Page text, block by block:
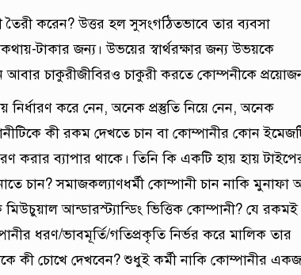
করেন? উত্তর হল সুসংগঠিতভাবে তার ব্যবসা
টাকার জন্য। উভয়ের স্বার্থরক্ষার জন্য উভয়কে
চাকুরীজীবিরও চাকুরী করতে কোম্পনীকে
করে নেন, অনেক প্রস্তুতি নিয়ে নেন, অনেক
কী রকম দেখতে চান বা কোম্পানীর কোন
করার ব্যাপার থাকে। তিনি কি একটি হায় হায়
চান? সমাজকল্যাণধর্মী কোম্পানী চান নাকি মুনাফা
আন্ডারস্ট্যান্ডিং ভিত্তিক কোম্পানী? যে রকমই
ধরণ/ভাবমূর্তি/গতিপ্রকৃতি নির্ভর করে মালিক তার
কী চোখে দেখবেন? শুধুই কর্মী নাকি কোম্পানীর